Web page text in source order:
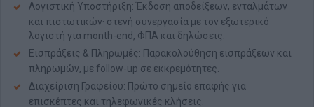
Λογιστική Υποστήριξη: Έκδοση αποδείξεων, ενταλμάτων
και πιστωτικών· στενή συνεργασία με τον εξωτερικό
λογιστή για month-end, ΦΠΑ και δηλώσεις.
Εισπράξεις & Πληρωμές: Παρακολούθηση εισπράξεων και
πληρωμών, με follow-up σε εκκρεμότητες.
Διαχείριση Γραφείου: Πρώτο σημείο επαφής για
επισκέπτες και τηλεφωνικές κλήσεις.